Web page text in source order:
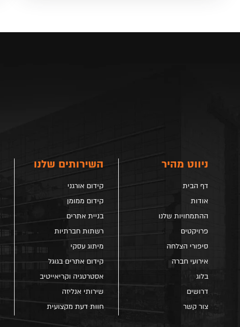
ניווט מהיר
דף הבית
אודות
ההתמחויות שלנו
פרויקטים
סיפורי הצלחה
אירועי חברה
בלוג
דרושים
צור קשר
השירותים שלנו
קידום אורגני
קידום ממומן
בניית אתרים
רשתות חברתיות
מיתוג עסקי
קידום אתרים בגוגל
אסטרטגיה וקריאייטיב
שירותי אנליזה
חוות דעת מקצועית